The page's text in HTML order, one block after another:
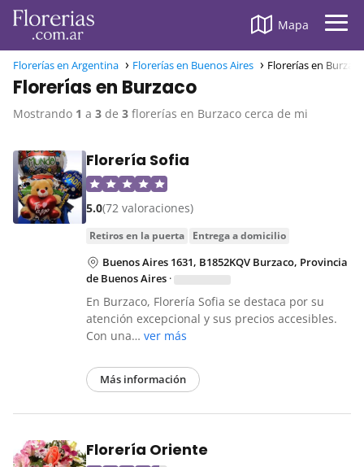
Mapa
Florerías en Argentina Florerías en Buenos Aires Florerías en Burzaco
Florerías en Burzaco
Mostrando 1 a 3 de 3 florerías en Burzaco cerca de mi
Florería Sofia
5.0(72 valoraciones)
retiros en la puerta entrega a domicilio
Buenos Aires 1631, B1852KQV Burzaco, Provincia
de Buenos Aires ·
En Burzaco, Florería Sofia se destaca por su
atención excepcional y sus precios accesibles.
Con una… ver más
Más información
Florería Oriente